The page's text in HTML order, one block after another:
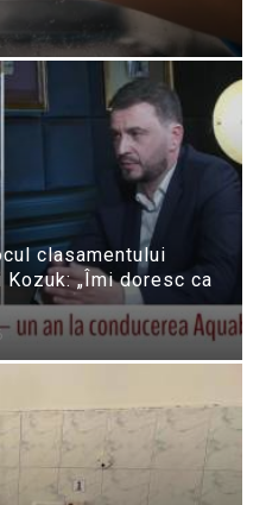
clasamentului
„Îmi doresc ca